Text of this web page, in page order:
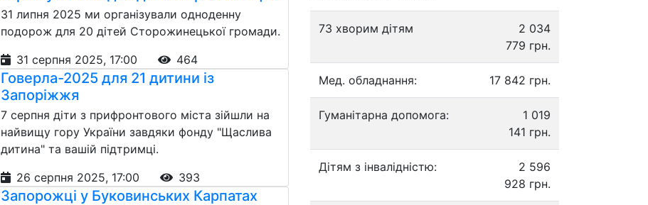
31 липня 2025 ми організували одноденну
подорож для 20 дітей Сторожинецької громади.
31 серпня 2025, 17:00
464
Говерла-2025 для 21 дитини із
Запоріжжя
7 серпня діти з прифронтового міста зійшли на
найвищу гору України завдяки фонду "Щаслива
дитина" та вашій підтримці.
26 серпня 2025, 17:00
393
Запорожці у Буковинських Карпатах
73 хворим дітям
2 034
779 грн.
Мед. обладнання: 17 842 грн.
Гуманітарна допомога:
1 019
141 грн.
Дітям з інвалідністю:
2 596
928 грн.